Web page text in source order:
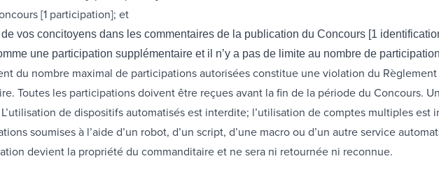
[1 participation]; et
de vos concitoyens dans les commentaires de la publication du Concours [1
une participation supplémentaire et il n’y a pas de limite au nombre de
du nombre maximal de participations autorisées constitue une violation du
Toutes les participations doivent être reçues avant la fin de la période du Concours.
de dispositifs automatisés est interdite; l’utilisation de comptes multiples
soumises à l’aide d’un robot, d’un script, d’une macro ou d’un autre service
devient la propriété du commanditaire et ne sera ni retournée ni reconnue.